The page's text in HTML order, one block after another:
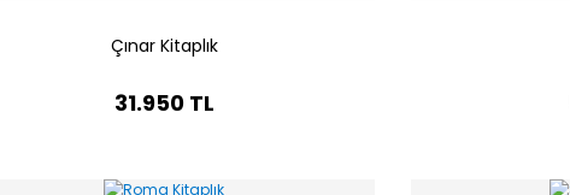
Çınar Kitaplık
31.950 TL